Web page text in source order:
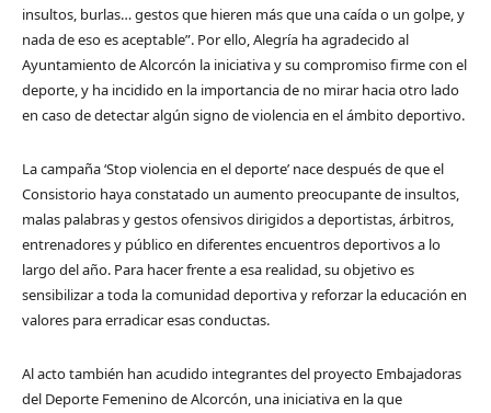
insultos, burlas… gestos que hieren más que una caída o un golpe, y
nada de eso es aceptable”. Por ello, Alegría ha agradecido al
Ayuntamiento de Alcorcón la iniciativa y su compromiso firme con el
deporte, y ha incidido en la importancia de no mirar hacia otro lado
en caso de detectar algún signo de violencia en el ámbito deportivo.
La campaña ‘Stop violencia en el deporte’ nace después de que el
Consistorio haya constatado un aumento preocupante de insultos,
malas palabras y gestos ofensivos dirigidos a deportistas, árbitros,
entrenadores y público en diferentes encuentros deportivos a lo
largo del año. Para hacer frente a esa realidad, su objetivo es
sensibilizar a toda la comunidad deportiva y reforzar la educación en
valores para erradicar esas conductas.
Al acto también han acudido integrantes del proyecto Embajadoras
del Deporte Femenino de Alcorcón, una iniciativa en la que